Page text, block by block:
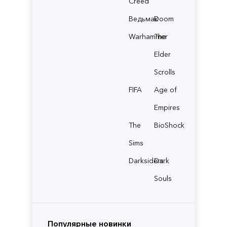
ВедьмакDoom
Warhammer
The
Elder
Scrolls
FIFA
Age of
Empires
The
Sims
BioShock
Darksiders
Dark
Souls
Популярные новинки